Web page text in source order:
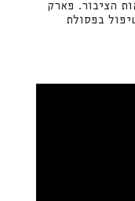
הציבור. פארק
בפסולת